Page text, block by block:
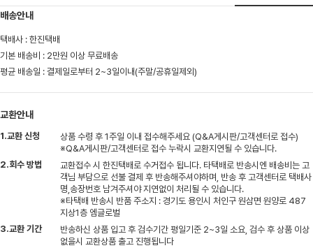
배송안내
택배사 : 한진택배
기본 배송비 : 2만원 이상 무료배송
평균 배송일 : 결제일로부터 2~3일이내(주말/공휴일제외)
교환안내
1.교환 신청
상품 수령 후 1주일 이내 접수해주세요 (Q&A게시판/고객센터로 접수)
※Q&A게시판/고객센터로 접수 누락시 교환지연될 수 있습니다.
2.회수 방법
교환접수 시 한진택배로 수거접수 됩니다. 타택배로 반송시엔 배송비는 고
객님 부담으로 선불 결제 후 반송해주셔야하며, 반송 후 고객센터로 택배사
명,송장번호 남겨주셔야 지연없이 처리될 수 있습니다.
※타택배 반송시 반품 주소지 : 경기도 용인시 처인구 원삼면 원양로 487
지상1층 엠글로벌
3.교환 기간
반송하신 상품 입고 후 검수기간 평일기준 2~3일 소요, 검수 후 상품 이상
없을시 교환상품 출고 진행됩니다